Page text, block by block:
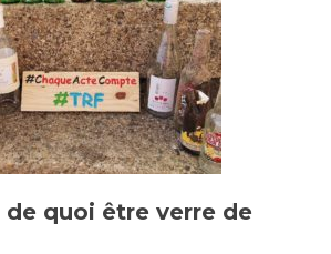
quoi être verre de